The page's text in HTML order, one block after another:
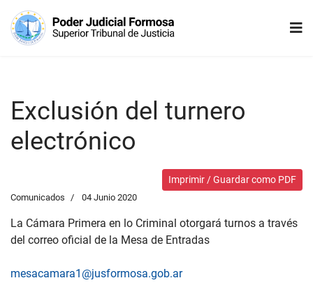
Exclusión del turnero
electrónico
Imprimir / Guardar como PDF
Comunicados 04 Junio 2020
La Cámara Primera en lo Criminal otorgará turnos a través
del correo oficial de la Mesa de Entradas
mesacamara1@jusformosa.gob.ar